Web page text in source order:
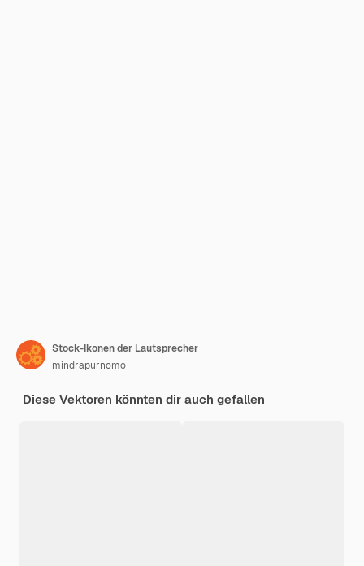
Stock-Ikonen der Lautsprecher
mindrapurnomo
Diese Vektoren könnten dir auch gefallen